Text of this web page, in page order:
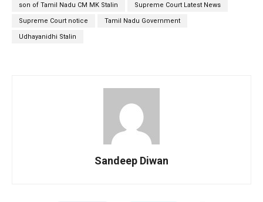
son of Tamil Nadu CM MK Stalin Supreme Court Latest News
Supreme Court notice Tamil Nadu Government
Udhayanidhi Stalin
Sandeep Diwan